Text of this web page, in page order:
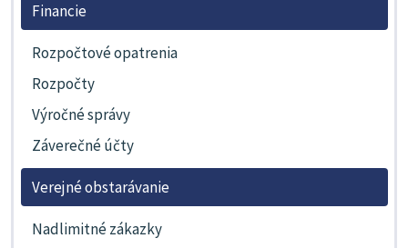
Financie
Rozpočtové opatrenia
Rozpočty
Výročné správy
Záverečné účty
Verejné obstarávanie
Nadlimitné zákazky